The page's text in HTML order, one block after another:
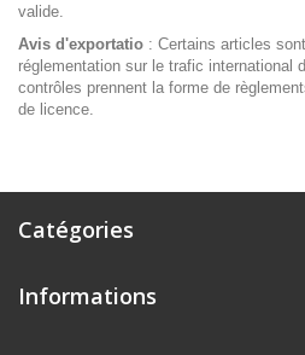
valide.
Avis d'exportatio : Certains articles
réglementation sur le trafic international
contrôles prennent la forme de
de licence.
Catégories
Informations